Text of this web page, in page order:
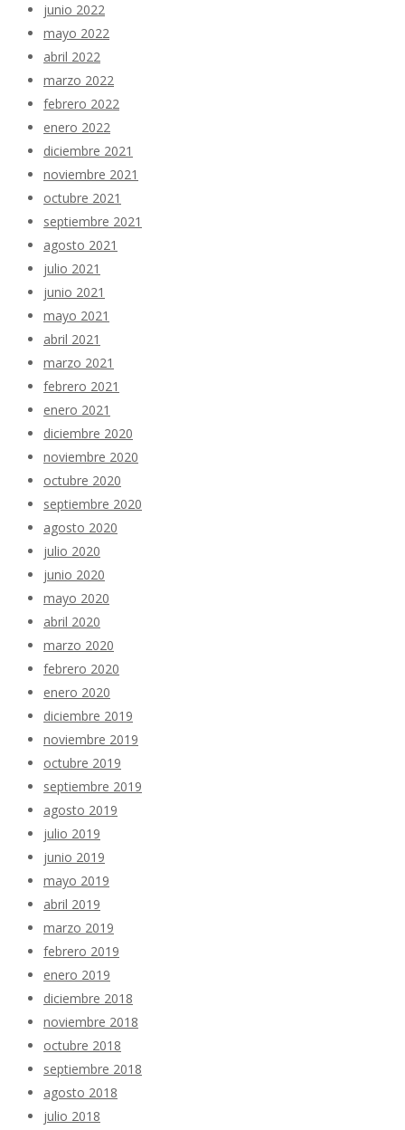
junio 2022
mayo 2022
abril 2022
marzo 2022
febrero 2022
enero 2022
diciembre 2021
noviembre 2021
octubre 2021
septiembre 2021
agosto 2021
julio 2021
junio 2021
mayo 2021
abril 2021
marzo 2021
febrero 2021
enero 2021
diciembre 2020
noviembre 2020
octubre 2020
septiembre 2020
agosto 2020
julio 2020
junio 2020
mayo 2020
abril 2020
marzo 2020
febrero 2020
enero 2020
diciembre 2019
noviembre 2019
octubre 2019
septiembre 2019
agosto 2019
julio 2019
junio 2019
mayo 2019
abril 2019
marzo 2019
febrero 2019
enero 2019
diciembre 2018
noviembre 2018
octubre 2018
septiembre 2018
agosto 2018
julio 2018